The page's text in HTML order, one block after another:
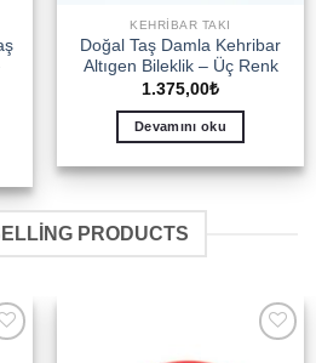
KEHRIBAR TAKI
Doğal Taş Damla Kehribar
Altıgen Bileklik – Üç Renk
1.375,00₺
Devamını oku
PRODUCTS